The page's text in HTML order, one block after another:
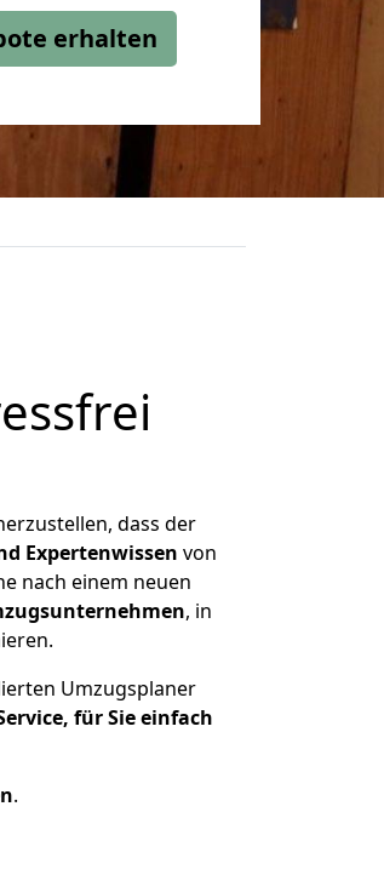
erhalten
dass der
Expertenwissen von
nach einem neuen
, in
Umzugsplaner
für Sie einfach
.